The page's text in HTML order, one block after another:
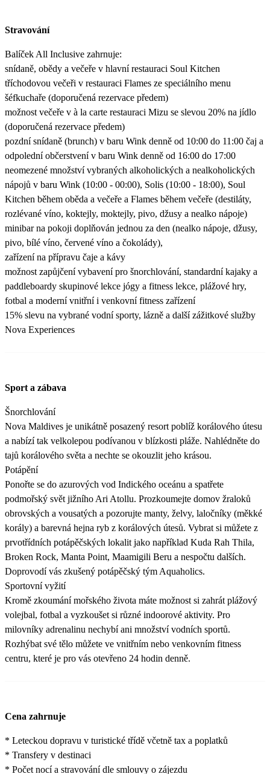
Stravování
Balíček All Inclusive zahrnuje:
snídaně, obědy a večeře v hlavní restauraci Soul Kitchen
tříchodovou večeři v restauraci Flames ze speciálního menu
šéfkuchaře (doporučená rezervace předem)
možnost večeře v à la carte restauraci Mizu se slevou 20% na jídlo
(doporučená rezervace předem)
pozdní snídaně (brunch) v baru Wink denně od 10:00 do 11:00 čaj a
odpolední občerstvení v baru Wink denně od 16:00 do 17:00
neomezené množství vybraných alkoholických a nealkoholických
nápojů v baru Wink (10:00 - 00:00), Solis (10:00 - 18:00), Soul
Kitchen během oběda a večeře a Flames během večeře (destiláty,
rozlévané víno, koktejly, moktejly, pivo, džusy a nealko nápoje)
minibar na pokoji doplňován jednou za den (nealko nápoje, džusy,
pivo, bílé víno, červené víno a čokolády),
zařízení na přípravu čaje a kávy
možnost zapůjčení vybavení pro šnorchlování, standardní kajaky a
paddleboardy skupinové lekce jógy a fitness lekce, plážové hry,
fotbal a moderní vnitřní i venkovní fitness zařízení
15% slevu na vybrané vodní sporty, lázně a další zážitkové služby
Nova Experiences
Sport a zábava
Šnorchlování
Nova Maldives je unikátně posazený resort poblíž korálového útesu
a nabízí tak velkolepou podívanou v blízkosti pláže. Nahlédněte do
tajů korálového světa a nechte se okouzlit jeho krásou.
Potápění
Ponořte se do azurových vod Indického oceánu a spatřete
podmořský svět jižního Ari Atollu. Prozkoumejte domov žraloků
obrovských a vousatých a pozorujte manty, želvy, laločníky (měkké
korály) a barevná hejna ryb z korálových útesů. Vybrat si můžete z
prvotřídních potápěčských lokalit jako například Kuda Rah Thila,
Broken Rock, Manta Point, Maamigili Beru a nespočtu dalších.
Doprovodí vás zkušený potápěčský tým Aquaholics.
Sportovní vyžití
Kromě zkoumání mořského života máte možnost si zahrát plážový
volejbal, fotbal a vyzkoušet si různé indoorové aktivity. Pro
milovníky adrenalinu nechybí ani množství vodních sportů.
Rozhýbat své tělo můžete ve vnitřním nebo venkovním fitness
centru, které je pro vás otevřeno 24 hodin denně.
Cena zahrnuje
* Leteckou dopravu v turistické třídě včetně tax a poplatků
* Transfery v destinaci
* Počet nocí a stravování dle smlouvy o zájezdu